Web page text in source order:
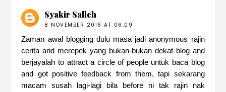
Syakir Salleh
8 NOVEMBER 2016 AT 06:09
Zaman awal blogging dulu masa jadi anonymous rajin
cerita and merepek yang bukan-bukan dekat blog and
berjayalah to attract a circle of people untuk baca blog
and got positive feedback from them, tapi sekarang
macam susah lagi-lagi bila before ni tak rajin nak